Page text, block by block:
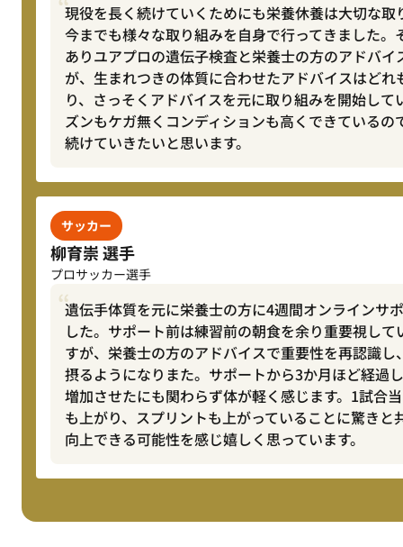
現役を長く続けていくためにも栄養休養は大切な取
今までも様々な取り組みを自身で行ってきました。
ありユアプロの遺伝子検査と栄養士の方のアドバイ
が、生まれつきの体質に合わせたアドバイスはどれ
り、さっそくアドバイスを元に取り組みを開始して
ズンもケガ無くコンディションも高くできているの
続けていきたいと思います。
サッカー
柳育崇 選手
プロサッカー選手
遺伝手体質を元に栄養士の方に4週間オンラインサ
した。サポート前は練習前の朝食を余り重要視して
すが、栄養士の方のアドバイスで重要性を再認識し
摂るようになりまた。サポートから3か月ほど経過
増加させたにも関わらず体が軽く感じます。1試合
も上がり、スプリントも上がっていることに驚きと
向上できる可能性を感じ嬉しく思っています。